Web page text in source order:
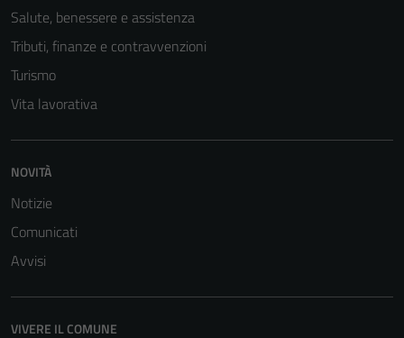
Salute, benessere e assistenza
Tributi, finanze e contravvenzioni
Turismo
Vita lavorativa
NOVITÀ
Notizie
Comunicati
Avvisi
VIVERE IL COMUNE
per il